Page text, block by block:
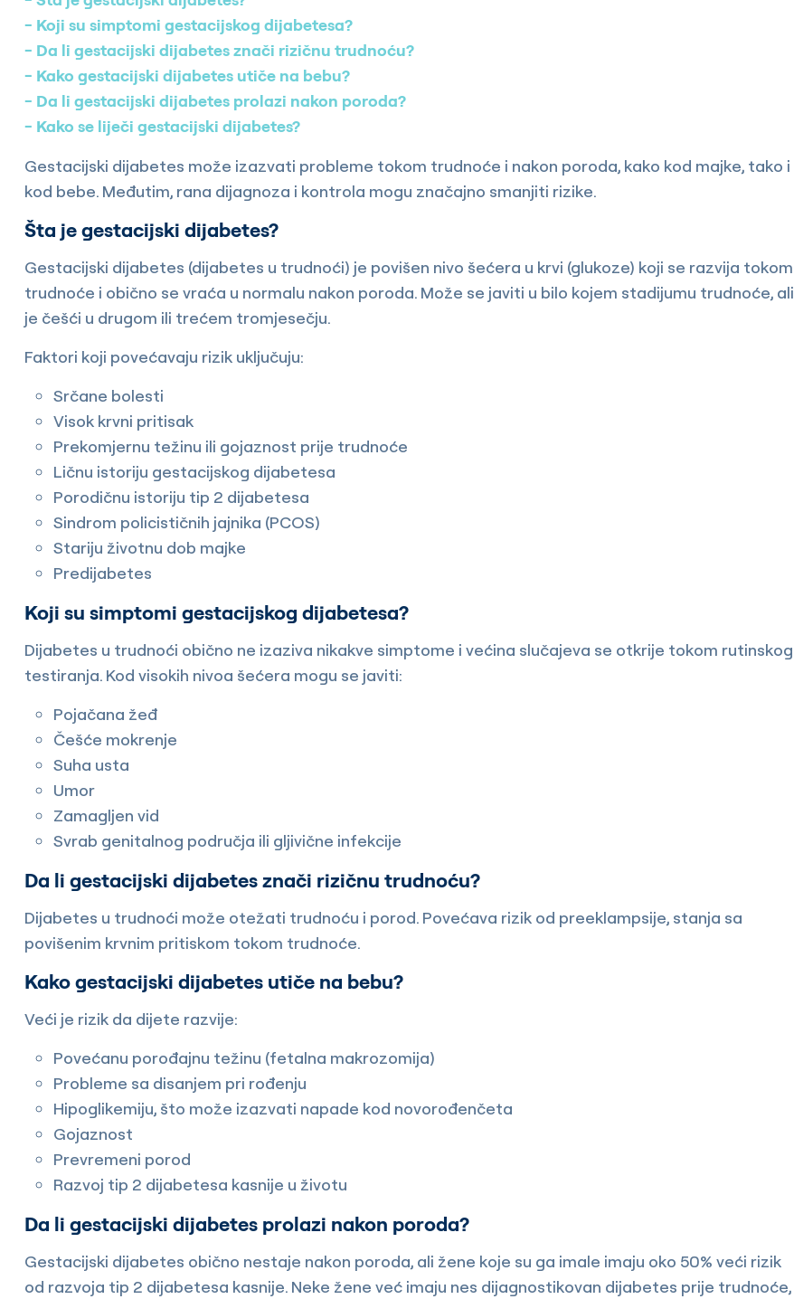
Koji su simptomi gestacijskog dijabetesa?
Da li gestacijski dijabetes znači rizičnu trudnoću?
Kako gestacijski dijabetes utiče na bebu?
Da li gestacijski dijabetes prolazi nakon poroda?
Kako se liječi gestacijski dijabetes?
Gestacijski dijabetes može izazvati probleme tokom trudnoće i nakon poroda, kako kod majke, tako i
kod bebe. Međutim, rana dijagnoza i kontrola mogu značajno smanjiti rizike.
Šta je gestacijski dijabetes?
Gestacijski dijabetes (dijabetes u trudnoći) je povišen nivo šećera u krvi (glukoze) koji se razvija tokom
trudnoće i obično se vraća u normalu nakon poroda. Može se javiti u bilo kojem stadijumu trudnoće, ali
je češći u drugom ili trećem tromjesečju.
Faktori koji povećavaju rizik uključuju:
Srčane bolesti
Visok krvni pritisak
Prekomjernu težinu ili gojaznost prije trudnoće
Ličnu istoriju gestacijskog dijabetesa
Porodičnu istoriju tip 2 dijabetesa
Sindrom policističnih jajnika (PCOS)
Stariju životnu dob majke
Predijabetes
Koji su simptomi gestacijskog dijabetesa?
Dijabetes u trudnoći obično ne izaziva nikakve simptome i većina slučajeva se otkrije tokom rutinskog
testiranja. Kod visokih nivoa šećera mogu se javiti:
Pojačana žeđ
Češće mokrenje
Suha usta
Umor
Zamagljen vid
Svrab genitalnog područja ili gljivične infekcije
Da li gestacijski dijabetes znači rizičnu trudnoću?
Dijabetes u trudnoći može otežati trudnoću i porod. Povećava rizik od preeklampsije, stanja sa
povišenim krvnim pritiskom tokom trudnoće.
Kako gestacijski dijabetes utiče na bebu?
Veći je rizik da dijete razvije:
Povećanu porođajnu težinu (fetalna makrozomija)
Probleme sa disanjem pri rođenju
Hipoglikemiju, što može izazvati napade kod novorođenčeta
Gojaznost
Prevremeni porod
Razvoj tip 2 dijabetesa kasnije u životu
Da li gestacijski dijabetes prolazi nakon poroda?
Gestacijski dijabetes obično nestaje nakon poroda, ali žene koje su ga imale imaju oko 50% veći rizik
od razvoja tip 2 dijabetesa kasnije. Neke žene već imaju nes dijagnostikovan dijabetes prije trudnoće,